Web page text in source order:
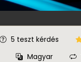
5 teszt kérdés
Magyar